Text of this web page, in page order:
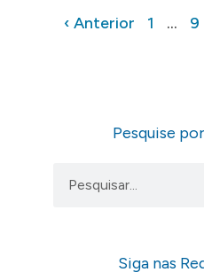
‹ Anterior 1 … 9
Pesquise
Siga nas